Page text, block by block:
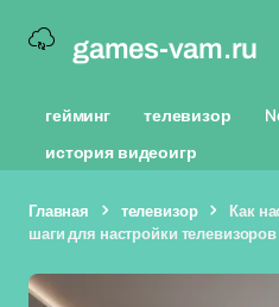
games-vam.ru
гейминг телевизор
история видеоигр
Главная телевизор
Как
шаги для настройки